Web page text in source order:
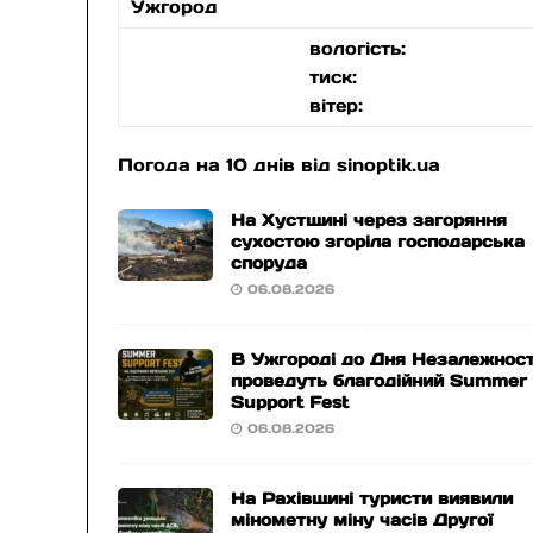
Ужгород
вологість:
тиск:
вітер:
Погода на 10 днів відsinoptik.ua
На Хустщині через загоряння
сухостою згоріла господарська
споруда
06.08.2026
В Ужгороді до Дня
проведуть благодійний Summer
Support Fest
06.08.2026
На Рахівщині туристи виявили
мінометну міну часів Другої